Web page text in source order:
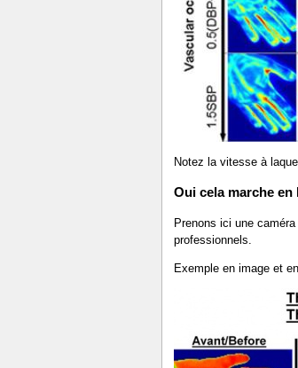
Notez la vitesse à
Oui cela marche
Prenons ici une
professionnels.
Exemple en image et